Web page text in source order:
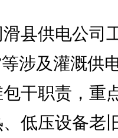
供电公司
涉及灌溉供
干职责，重
低压设备老